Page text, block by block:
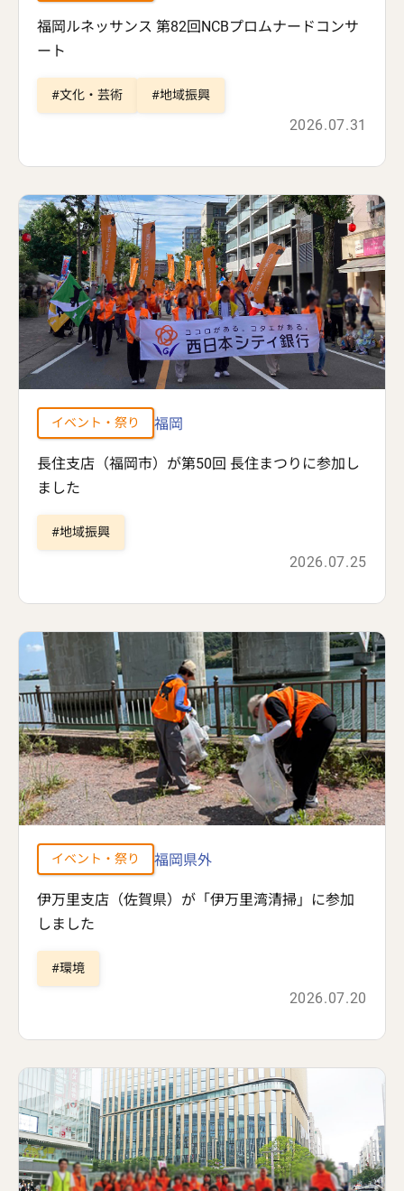
福岡ルネッサンス 第82回NCBプロムナードコンサ
ート
文化・芸術 地域振興
2026.07.31
イベント・祭り 福岡
長住支店（福岡市）が第50回 長住まつりに参加し
ました
地域振興
2026.07.25
イベント・祭り 福岡県外
伊万里支店（佐賀県）が「伊万里湾清掃」に参加
しました
環境
2026.07.20